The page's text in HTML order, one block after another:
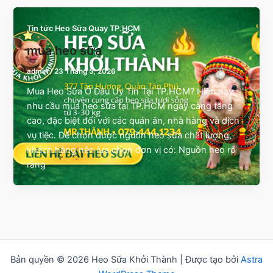
Tin tức Heo Sữa Quay TP.HCM
mua heo sữa
admin/23 Tháng 5, 2026
Mua Heo Sữa Ở Đâu Uy Tín Tại TP.HCM? Hiện nay
nhu cầu mua heo sữa tại TP.HCM ngày càng tăng
cao, đặc biệt đối với các quán ăn, nhà hàng và dịch
vụ tiệc. Để chọn được nguồn heo sữa chất lượng,
khách hàng nên lựa chọn đơn vị có: Nguồn heo rõ
ràng
Bản quyền © 2026 Heo Sữa Khởi Thành | Được tạo bởi Astra